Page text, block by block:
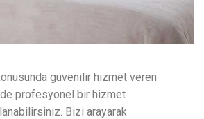
güvenilir hizmet veren
profesyonel bir hizmet
Bizi arayarak